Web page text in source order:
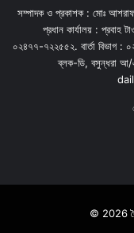
সম্পাদক ও প্রকাশক : মোঃ
প্রধান কার্যালয় : প্রবাহ
০২৪৭৭-৭২২৫৫২. বার্তা বিভাগ
ব্লক-ডি, বসুন্ধরা
© 2026